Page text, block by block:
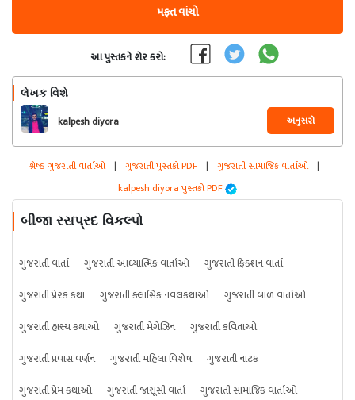
મફત વાંચો
આ પુસ્તકને શેર કરો:
લેખક વિશે
kalpesh diyora અનુસરો
શ્રેષ્ઠ ગુજરાતી વાર્તાઓ | ગુજરાતી પુસ્તકો PDF | ગુજરાતી સામાજિક વાર્તાઓ |
kalpesh diyora પુસ્તકો PDF
બીજા રસપ્રદ વિકલ્પો
ગુજરાતી વાર્તા ગુજરાતી આધ્યાત્મિક વાર્તાઓ
ગુજરાતી ફિક્શન વાર્તા
ગુજરાતી પ્રેરક કથા
ગુજરાતી ક્લાસિક નવલકથાઓ
ગુજરાતી બાળ વાર્તાઓ
ગુજરાતી હાસ્ય કથાઓ
ગુજરાતી મેગેઝિન
ગુજરાતી કવિતાઓ
ગુજરાતી પ્રવાસ વર્ણન
ગુજરાતી મહિલા વિશેષ
ગુજરાતી નાટક
ગુજરાતી પ્રેમ કથાઓ
ગુજરાતી જાસૂસી વાર્તા
ગુજરાતી સામાજિક વાર્તાઓ